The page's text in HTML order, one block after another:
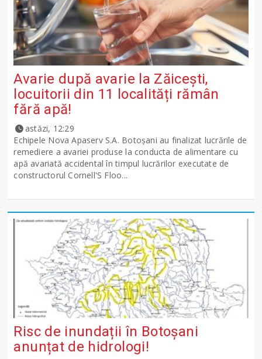
Avarie după avarie la Zăicești,
locuitorii din 11 localități rămân
fără apă!
astăzi, 12:29
Echipele Nova Apaserv S.A. Botoșani au finalizat lucrările de
remediere a avariei produse la conducta de alimentare cu
apă avariată accidental în timpul lucrărilor executate de
constructorul Cornell'S Floo...
Risc de inundații în Botoșani
anunțat de hidrologi!